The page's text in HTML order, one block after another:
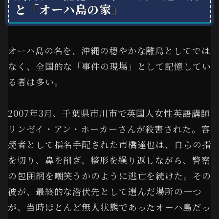
と「オーハ島の家」
オーハ島の名を、沖縄の穏やかな離島としてでは
なく、全国的な「事件の現場」として記憶してい
る者は多い。
2007年3月、千葉県市川市で英国人女性英語講師
リンゼイ・アン・ホーカーさんが殺害された。容
疑者として指名手配された市橋達也は、自らの指
を切り、鼻を削ぎ、整形を繰り返しながら、警察
の包囲網を嘲笑うかのように逃亡を続けた。その
彼が、最終的な潜伏先として選んだ場所の一つ
が、当時ほとんど無人状態であったオーハ島だっ